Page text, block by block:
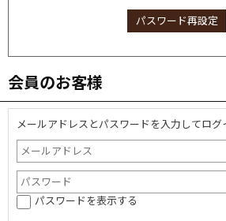
パスワード再設定
会員のお客様
メールアドレスとパスワードを入力してログ
パスワードを表示する